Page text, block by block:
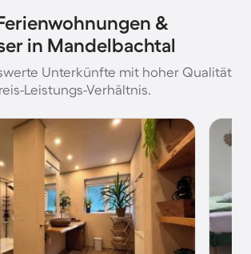
&
in Mandelbachtal
Unterkünfte mit hoher Qualität
Leistungs-Verhältnis.